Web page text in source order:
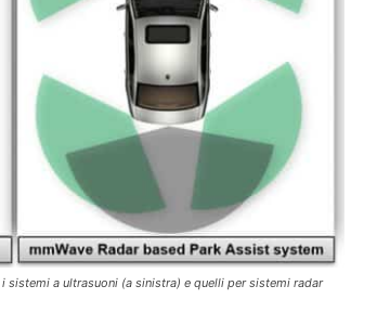
a ultrasuoni (a sinistra) e quelli per sistemi radar